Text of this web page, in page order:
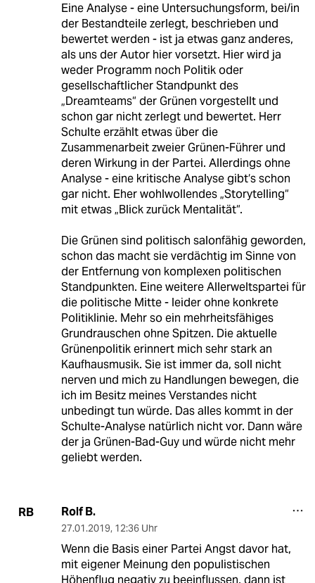
Eine Analyse - eine Untersuchungsform, bei/in
der Bestandteile zerlegt, beschrieben und
bewertet werden - ist ja etwas ganz anderes,
als uns der Autor hier vorsetzt. Hier wird ja
weder Programm noch Politik oder
gesellschaftlicher Standpunkt des
„Dreamteams“ der Grünen vorgestellt und
schon gar nicht zerlegt und bewertet. Herr
Schulte erzählt etwas über die
Zusammenarbeit zweier Grünen-Führer und
deren Wirkung in der Partei. Allerdings ohne
Analyse - eine kritische Analyse gibt‘s schon
gar nicht. Eher wohlwollendes „Storytelling“
mit etwas „Blick zurück Mentalität“.
Die Grünen sind politisch salonfähig geworden,
schon das macht sie verdächtig im Sinne von
der Entfernung von komplexen politischen
Standpunkten. Eine weitere Allerweltspartei für
die politische Mitte - leider ohne konkrete
Politiklinie. Mehr so ein mehrheitsfähiges
Grundrauschen ohne Spitzen. Die aktuelle
Grünenpolitik erinnert mich sehr stark an
Kaufhausmusik. Sie ist immer da, soll nicht
nerven und mich zu Handlungen bewegen, die
ich im Besitz meines Verstandes nicht
unbedingt tun würde. Das alles kommt in der
Schulte-Analyse natürlich nicht vor. Dann wäre
der ja Grünen-Bad-Guy und würde nicht mehr
geliebt werden.
RB Rolf B.
27.01.2019, 12:36 Uhr
Wenn die Basis einer Partei Angst davor hat,
mit eigener Meinung den populistischen